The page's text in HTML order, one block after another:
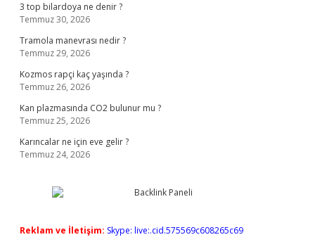
3 top bilardoya ne denir ?
Temmuz 30, 2026
Tramola manevrası nedir ?
Temmuz 29, 2026
Kozmos rapçi kaç yaşında ?
Temmuz 26, 2026
Kan plazmasında CO2 bulunur mu ?
Temmuz 25, 2026
Karıncalar ne için eve gelir ?
Temmuz 24, 2026
Reklam ve İletişim: Skype: live:.cid.575569c608265c69